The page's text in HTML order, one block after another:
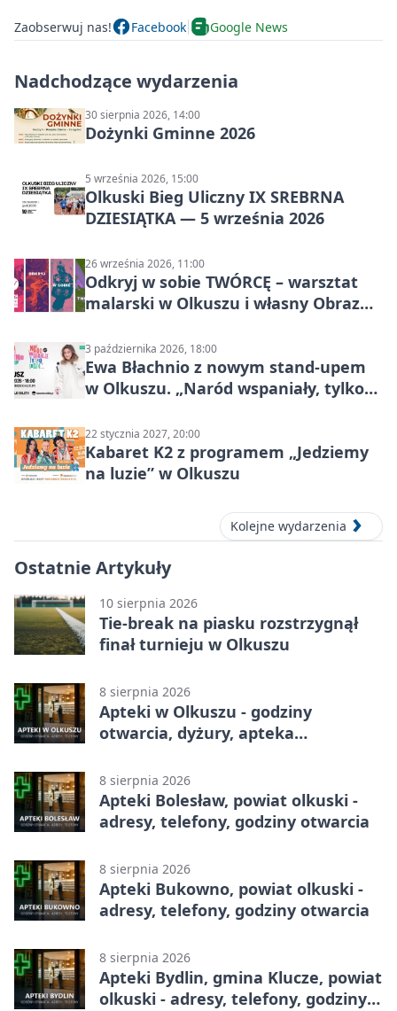
Zaobserwuj nas! Facebook Google News
Nadchodzące wydarzenia
30 sierpnia 2026, 14:00
Dożynki Gminne 2026
5 września 2026, 15:00
Olkuski Bieg Uliczny IX SREBRNA
DZIESIĄTKA — 5 września 2026
26 września 2026, 11:00
Odkryj w sobie TWÓRCĘ – warsztat
malarski w Olkuszu i własny Obraz
3 października 2026, 18:00
Ewa Błachnio z nowym stand-upem
w Olkuszu. „Naród wspaniały, tylko
22 stycznia 2027, 20:00
Kabaret K2 z programem „Jedziemy
na luzie” w Olkuszu
Kolejne wydarzenia
Ostatnie Artykuły
10 sierpnia 2026
Tie-break na piasku rozstrzygnął
finał turnieju w Olkuszu
8 sierpnia 2026
Apteki w Olkuszu - godziny
otwarcia, dyżury, apteka
8 sierpnia 2026
Apteki Bolesław, powiat olkuski -
adresy, telefony, godziny otwarcia
8 sierpnia 2026
Apteki Bukowno, powiat olkuski -
adresy, telefony, godziny otwarcia
8 sierpnia 2026
Apteki Bydlin, gmina Klucze, powiat
olkuski - adresy, telefony, godziny